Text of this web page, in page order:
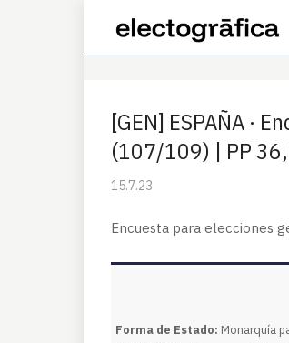
[GEN] ESPAÑA ·
(107/109) | PP
15.7.23
Encuesta para elecciones
Forma de Estado: Monarquía